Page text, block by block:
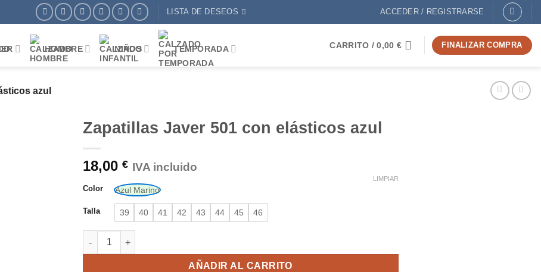
LISTA DE DESEOS ACCEDER / REGISTRARSE
HOMBRE NIÑOS TEMPORADA CARRITO /0,00 € FINALIZAR COMPRA
azul
Zapatillas Javer 501 con elásticos azul
18,00 € IVA incluido
Color Azul Marino
Talla 39 40 41 42 43 44 45 46
LIMPIAR
Zapatillas Javer 501 con elásticos azul cantidad
AÑADIR AL CARRITO